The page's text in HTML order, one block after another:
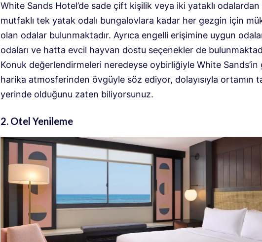
White Sands Hotel’de sade çift kişilik veya iki yataklı
mutfaklı tek yatak odalı bungalovlara kadar her gezgin için
olan odalar bulunmaktadır. Ayrıca engelli erişimine uygun
odaları ve hatta evcil hayvan dostu seçenekler de
Konuk değerlendirmeleri neredeyse oybirliğiyle White Sands’in
harika atmosferinden övgüyle söz ediyor, dolayısıyla ortamın
yerinde olduğunu zaten biliyorsunuz.
2. Otel Yenileme